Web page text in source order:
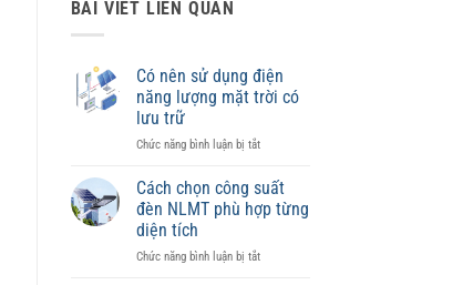
BÀI VIẾT LIÊN QUAN
Có nên sử dụng điện
năng lượng mặt trời có
lưu trữ
Chức năng bình luận bị tắtở
nên
dụng
năng
Cách chọn công suất
đèn NLMT phù hợp từng
diện tích
Chức năng bình luận bị tắtở